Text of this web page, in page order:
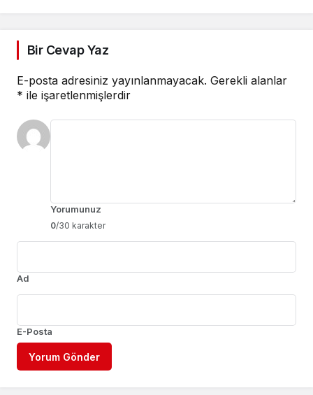
Bir Cevap Yaz
E-posta adresiniz yayınlanmayacak. Gerekli alanlar
* ile işaretlenmişlerdir
Yorumunuz
0/30 karakter
Ad
E-Posta
Yorum Gönder